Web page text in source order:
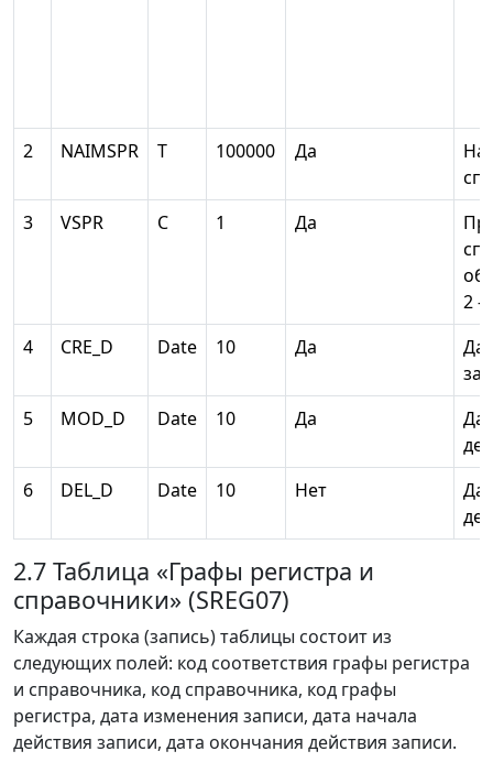
2 NAIMSPR Т 100000 Да
3
VSPR С 1 Да
2 -
4
CRE_D Date 10 Да
5
MOD_D Date 10 Да
6
DEL_D Date 10 Нет
2.7 Таблица «Графы регистра и
справочники» (SREG07)
Каждая строка (запись) таблицы состоит из
следующих полей: код соответствия графы регистра
и справочника, код справочника, код графы
регистра, дата изменения записи, дата начала
действия записи, дата окончания действия записи.